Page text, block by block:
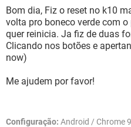
INSTAGRAM
GUIA DE COMPRAS
OUTLOOK
INSTAGRAM
GUIA DE COMPRAS
JOGOS
CELULAR
OUTLOOK
INSTAGRAM
GUIA DE COMPRAS
Bom dia, Fiz o reset no k10
volta pro boneco verde com
quer reinicia. Ja fiz de duas
Clicando nos botões e
now)
Me ajudem por favor!
Configuração: Android / Chrome